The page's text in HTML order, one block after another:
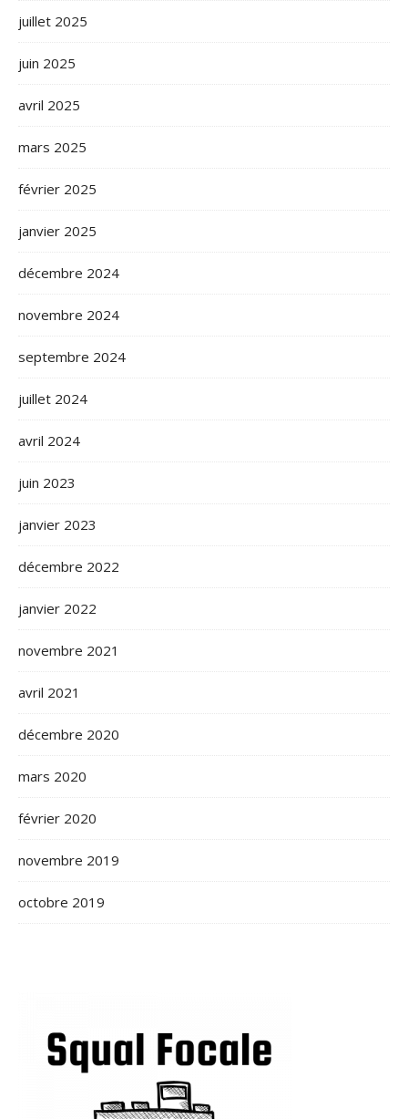
juillet 2025
juin 2025
avril 2025
mars 2025
février 2025
janvier 2025
décembre 2024
novembre 2024
septembre 2024
juillet 2024
avril 2024
juin 2023
janvier 2023
décembre 2022
janvier 2022
novembre 2021
avril 2021
décembre 2020
mars 2020
février 2020
novembre 2019
octobre 2019